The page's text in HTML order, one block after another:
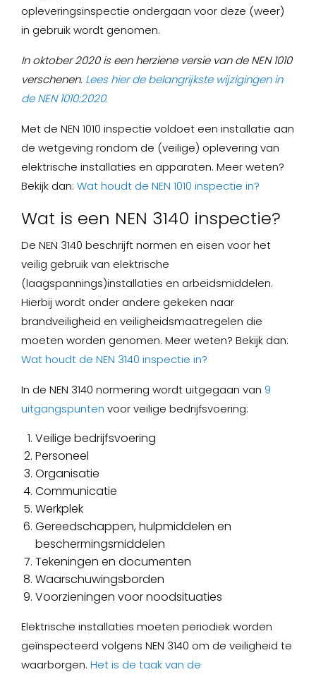
opleveringsinspectie ondergaan voor deze (weer)
in gebruik wordt genomen.
In oktober 2020 is een herziene versie van de NEN 1010
verschenen. Lees hier de belangrijkste wijzigingen in
de NEN 1010:2020.
Met de NEN 1010 inspectie voldoet een installatie aan
de wetgeving rondom de (veilige) oplevering van
elektrische installaties en apparaten. Meer weten?
Bekijk dan: Wat houdt de NEN 1010 inspectie in?
Wat is een NEN 3140 inspectie?
De NEN 3140 beschrijft normen en eisen voor het
veilig gebruik van elektrische
(laagspannings)installaties en arbeidsmiddelen.
Hierbij wordt onder andere gekeken naar
brandveiligheid en veiligheidsmaatregelen die
moeten worden genomen. Meer weten? Bekijk dan:
Wat houdt de NEN 3140 inspectie in?
In de NEN 3140 normering wordt uitgegaan van 9
uitgangspunten voor veilige bedrijfsvoering:
Veilige bedrijfsvoering
Personeel
Organisatie
Communicatie
Werkplek
Gereedschappen, hulpmiddelen en
beschermingsmiddelen
Tekeningen en documenten
Waarschuwingsborden
Voorzieningen voor noodsituaties
Elektrische installaties moeten periodiek worden
geïnspecteerd volgens NEN 3140 om de veiligheid te
waarborgen. Het is de taak van de